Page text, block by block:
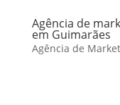
Agência de
em Guimarães
Agência de